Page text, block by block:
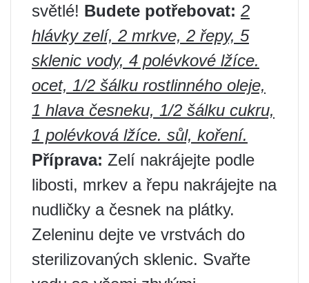
světlé! Budete potřebovat: 2
hlávky zelí, 2 mrkve, 2 řepy, 5
sklenic vody, 4 polévkové lžíce.
ocet, 1/2 šálku rostlinného oleje,
1 hlava česneku, 1/2 šálku cukru,
1 polévková lžíce. sůl, koření.
Příprava: Zelí nakrájejte podle
libosti, mrkev a řepu nakrájejte na
nudličky a česnek na plátky.
Zeleninu dejte ve vrstvách do
sterilizovaných sklenic. Svařte